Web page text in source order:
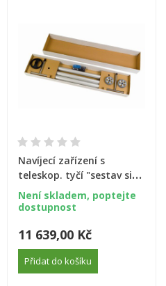
Navíjecí zařízení s
teleskop. tyčí "sestav si
sám", pojízdné, 5,4--7,1m
Není skladem, poptejte
dostupnost
11 639,00 Kč
Přidat do košíku